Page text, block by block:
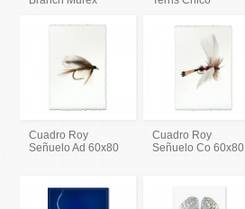
Cuadro Roy
Señuelo Ad 60x80
Cuadro Roy
Señuelo Co 60x80